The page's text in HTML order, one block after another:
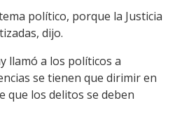
político, porque la Justicia
dijo.
llamó a los políticos a
se tienen que dirimir en
que los delitos se deben